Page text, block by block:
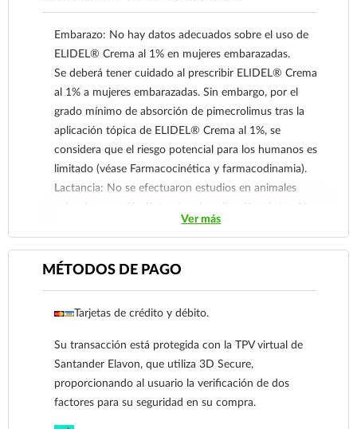
Ver más
Embarazo: No hay datos adecuados sobre el uso de
ELIDEL® Crema al 1% en mujeres embarazadas.
Se deberá tener cuidado al prescribir ELIDEL® Crema
al 1% a mujeres embarazadas. Sin embargo, por el
grado mínimo de absorción de pimecrolimus tras la
aplicación tópica de ELIDEL® Crema al 1%, se
considera que el riesgo potencial para los humanos es
limitado (véase Farmacocinética y farmacodinamia).
Lactancia: No se efectuaron estudios en animales
sobre la excreción láctea tras la aplicación tópica. No
se sabe si el pimecrolimus pasa a la leche tras la
propasan a la leche humana, se deberá tener
mínimo de absorción de pimecrolimus tras de la
aplicación tópica de ELIDEL® Crema al 1%, se
considera que el riesgo potencial para los humanos es
limitado (véase Farmacocinética y farmacodinamia).
Las madres que amamantan no se deben aplicar
Ver más
MÉTODOS DE PAGO
Tarjetas de crédito y débito.
Su transacción está protegida con la TPV virtual de
Santander Elavon, que utiliza 3D Secure,
proporcionando al usuario la verificación de dos
factores para su seguridad en su compra.